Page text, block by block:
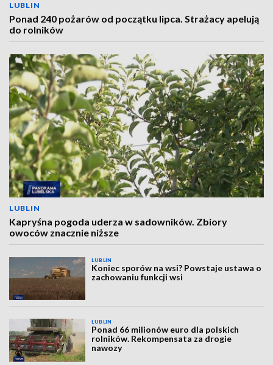
LUBLIN
Ponad 240 pożarów od początku lipca. Strażacy apelują
do rolników
LUBLIN
Kapryśna pogoda uderza w sadowników. Zbiory
owoców znacznie niższe
LUBLIN
Koniec sporów na wsi? Powstaje ustawa o
zachowaniu funkcji wsi
LUBLIN
Ponad 66 milionów euro dla polskich
rolników. Rekompensata za drogie
nawozy